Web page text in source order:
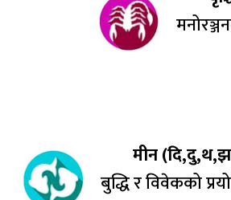
मीन
बुद्धि र विवेकको